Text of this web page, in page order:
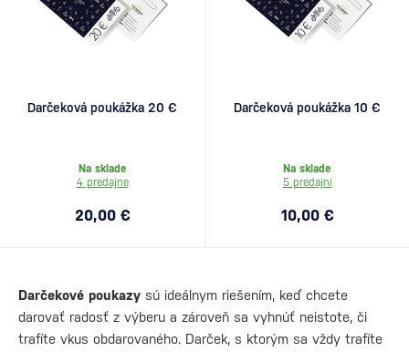
Darčeková poukážka 20 €
Na sklade
4 predajne
20,00 €
Darčeková poukážka 10 €
Na sklade
5 predajní
10,00 €
Darčekové poukazy sú ideálnym riešením, keď chcete
darovať radosť z výberu a zároveň sa vyhnúť neistote, či
trafíte vkus obdarovaného. Darček, s ktorým sa vždy trafíte